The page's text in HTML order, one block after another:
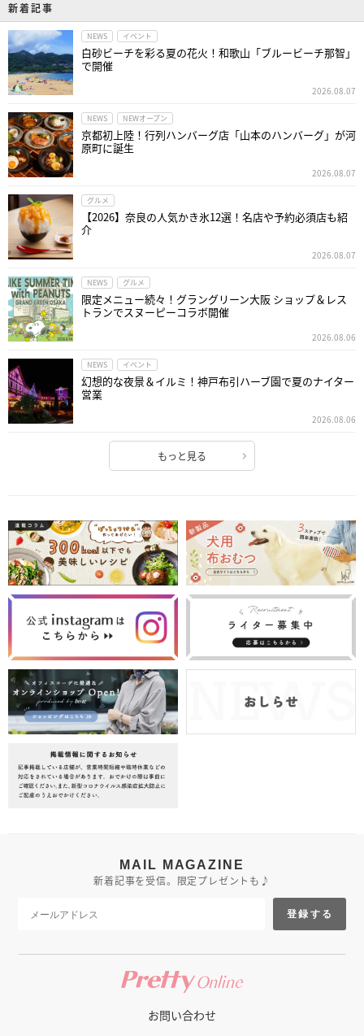
新着記事
NEWS イベント
白砂ビーチを彩る夏の花火！和歌山「ブルービーチ那智」
で開催
2026.08.07
NEWS NEWオープン
京都初上陸！行列ハンバーグ店「山本のハンバーグ」が河
原町に誕生
2026.08.07
グルメ
【2026】奈良の人気かき氷12選！名店や予約必須店も紹
介
2026.08.07
NEWS グルメ
限定メニュー続々！グラングリーン大阪 ショップ＆レス
トランでスヌーピーコラボ開催
2026.08.06
NEWS イベント
幻想的な夜景＆イルミ！神戸布引ハーブ園で夏のナイター
営業
2026.08.06
もっと見る
MAIL MAGAZINE
新着記事を受信。限定プレゼントも♪
登録する
お問い合わせ